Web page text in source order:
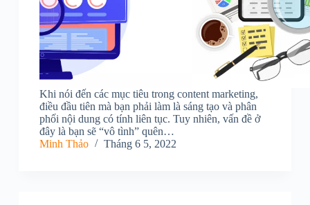
Khi nói đến các mục tiêu trong content marketing,
điều đầu tiên mà bạn phải làm là sáng tạo và phân
phối nội dung có tính liên tục. Tuy nhiên, vấn đề ở
đây là bạn sẽ “vô tình” quên…
Minh Thảo
Tháng 6 5, 2022